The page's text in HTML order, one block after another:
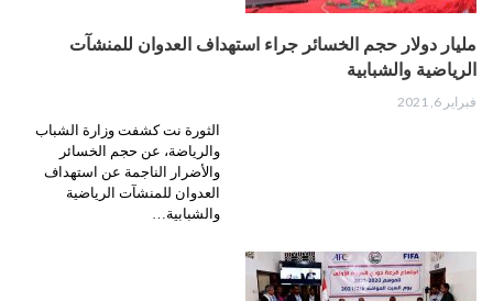
مليار دولار حجم الخسائر جراء استهداف العدوان للمنشآت
الرياضية والشبابية
فبراير 6, 2021
الثورة نت كشفت وزارة الشباب
والرياضة، عن حجم الخسائر
والأضرار الناجمة عن استهداف
العدوان للمنشآت الرياضية
والشبابية…